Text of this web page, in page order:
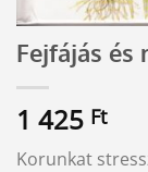
Fejfájás és
1 425 Ft
Korunkat